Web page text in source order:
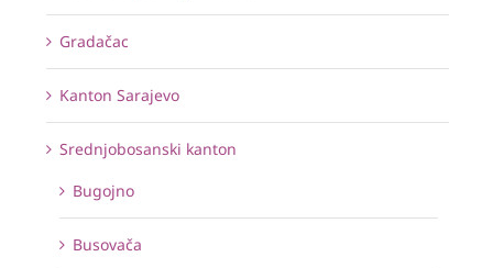
Gradačac
Kanton Sarajevo
Srednjobosanski kanton
Bugojno
Busovača